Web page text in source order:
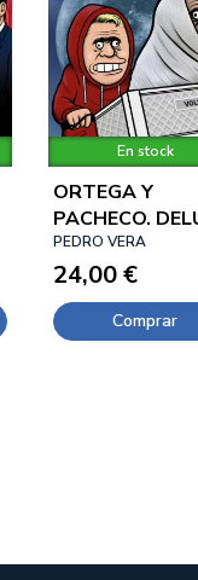
En stock
ORTEGA Y
PACHECO.
04
PEDRO VERA
24,00 €
Comprar